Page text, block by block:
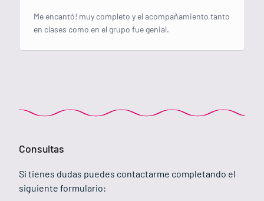
Me encantó! muy completo y el acompañamiento tanto
en clases como en el grupo fue genial.
Consultas
Si tienes dudas puedes contactarme completando el
siguiente formulario: